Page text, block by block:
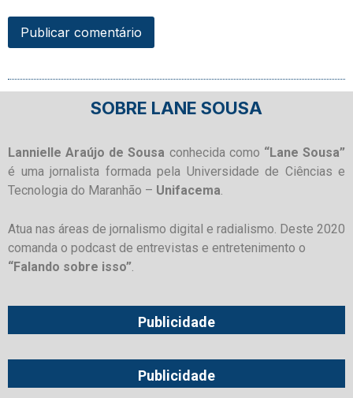
SOBRE LANE SOUSA
Lannielle Araújo de Sousa conhecida como “Lane Sousa”
é uma jornalista formada pela Universidade de Ciências e
Tecnologia do Maranhão – Unifacema.
Atua nas áreas de jornalismo digital e radialismo. Deste 2020
comanda o podcast de entrevistas e entretenimento o
“Falando sobre isso”
Publicidade
Publicidade